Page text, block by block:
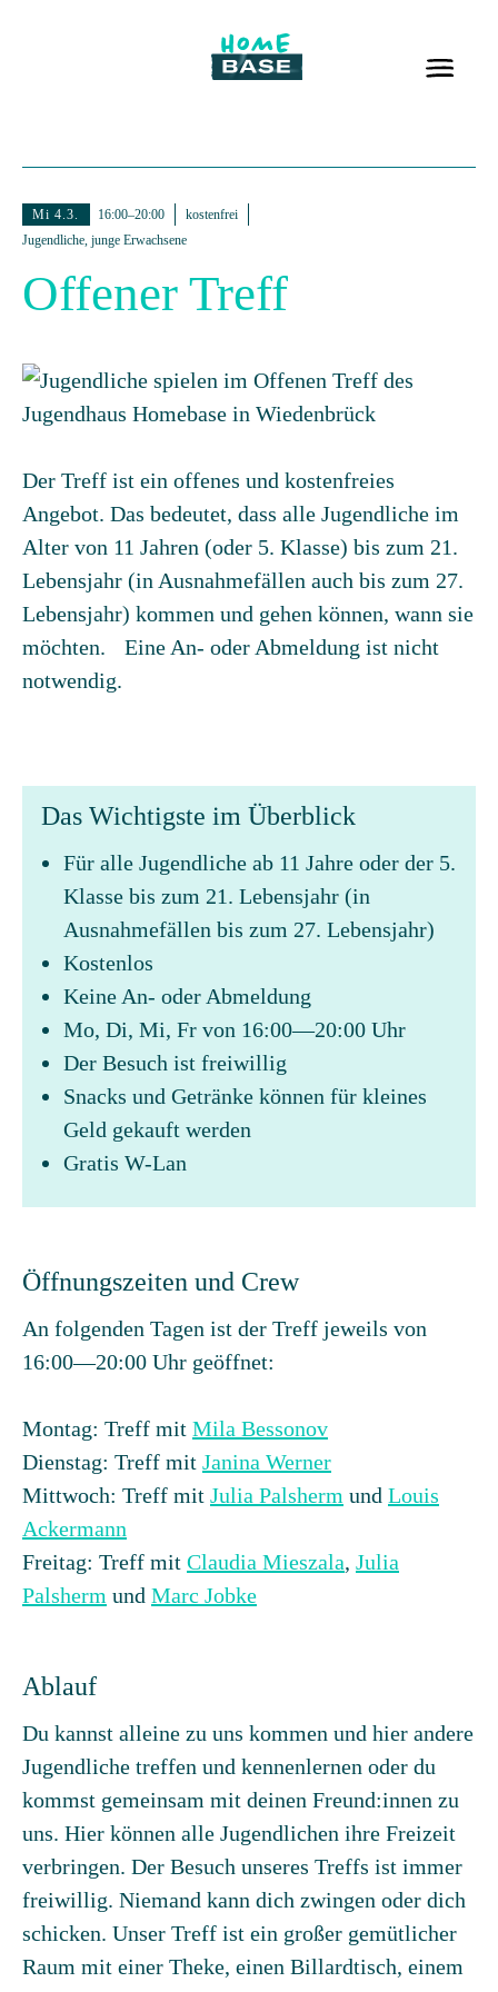
Mi 4.3. 16:00–20:00
kostenfrei
Jugendliche, junge Erwachsene
Offener Treff
Der Treff ist ein offenes und kostenfreies
Angebot. Das bedeutet, dass alle Jugendliche im
Alter von 11 Jahren (oder 5. Klasse) bis zum 21.
Lebensjahr (in Ausnahmefällen auch bis zum 27.
Lebensjahr) kommen und gehen können, wann sie
möchten. Eine An- oder Abmeldung ist nicht
notwendig.
Das Wichtigste im Überblick
Für alle Jugendliche ab 11 Jahre oder der 5.
Klasse bis zum 21. Lebensjahr (in
Ausnahmefällen bis zum 27. Lebensjahr)
Kostenlos
Keine An- oder Abmeldung
Mo, Di, Mi, Fr von 16:00—20:00 Uhr
Der Besuch ist freiwillig
Snacks und Getränke können für kleines
Geld gekauft werden
Gratis W-Lan
Öffnungszeiten und Crew
An folgenden Tagen ist der Treff jeweils von
16:00—20:00 Uhr geöffnet:
Montag: Treff mit Mila Bessonov
Dienstag: Treff mit Janina Werner
Mittwoch: Treff mit Julia Palsherm und Louis
Ackermann
Freitag: Treff mit Claudia Mieszala, Julia
Palsherm und Marc Jobke
Ablauf
Du kannst alleine zu uns kommen und hier andere
Jugendliche treffen und kennenlernen oder du
kommst gemeinsam mit deinen Freund:innen zu
uns. Hier können alle Jugendlichen ihre Freizeit
verbringen. Der Besuch unseres Treffs ist immer
freiwillig. Niemand kann dich zwingen oder dich
schicken. Unser Treff ist ein großer gemütlicher
Raum mit einer Theke, einen Billardtisch, einem